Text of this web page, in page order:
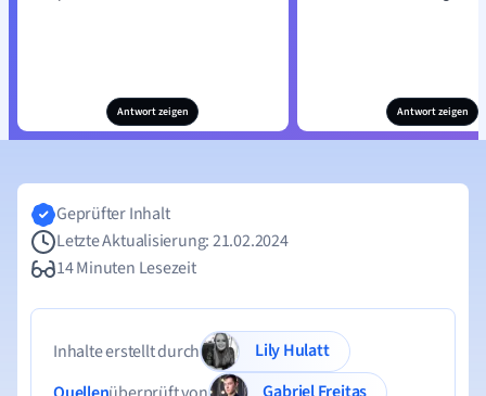
Antwort zeigen Antwort zeigen
Geprüfter Inhalt
Letzte Aktualisierung: 21.02.2024
14 Minuten Lesezeit
Inhalte erstellt durch
Lily Hulatt